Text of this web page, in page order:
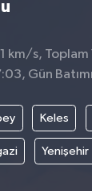
km/s,
Gün
Keles
Yenişehir